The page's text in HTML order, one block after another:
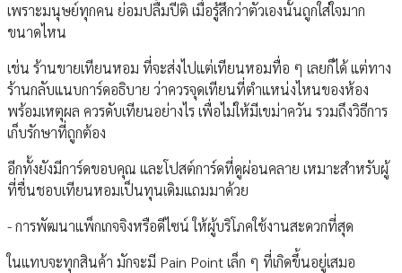
เพราะมนุษย์ทุกคน ย่อมปลื้มปีติ เมื่อรู้สึกว่าตัวเองนั้นถูกใส่ใจมาก
ขนาดไหน
เช่น ร้านขายเทียนหอม ที่จะส่งไปแต่เทียนหอมทื่อ ๆ เลยก็ได้ แต่ทาง
ร้านกลับแนบการ์ดอธิบาย ว่าควรจุดเทียนที่ตำแหน่งไหนของห้อง
พร้อมเหตุผล ควรดับเทียนอย่างไร เพื่อไม่ให้มีเขม่าควัน รวมถึงวิธีการ
เก็บรักษาที่ถูกต้อง
อีกทั้งยังมีการ์ดขอบคุณ และโปสต์การ์ดที่ดูผ่อนคลาย เหมาะสำหรับผู้
ที่ชื่นชอบเทียนหอมเป็นทุนเดิมแถมมาด้วย
- การพัฒนาแพ็กเกจจิงหรือดีไซน์ ให้ผู้บริโภคใช้งานสะดวกที่สุด
ในแทบจะทุกสินค้า มักจะมี Pain Point เล็ก ๆ ที่เกิดขึ้นอยู่เสมอ